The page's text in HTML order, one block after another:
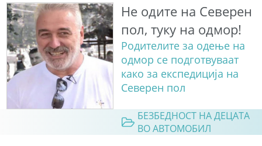
Не одите на Северен
пол, туку на одмор!
Родителите за одење на
одмор се подготвуваат
како за експедиција на
Северен пол
БЕЗБЕДНОСТ НА ДЕЦАТА
ВО АВТОМОБИЛ